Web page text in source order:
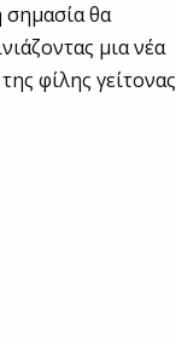
θα
μια νέα
φίλης γείτονας